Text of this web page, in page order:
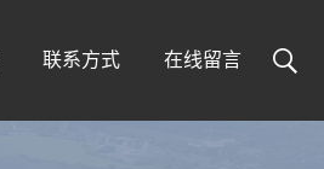
联系方式 在线留言